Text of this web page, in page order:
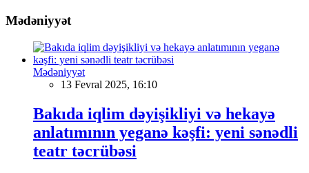
Mədəniyyət
Mədəniyyət
13 Fevral 2025, 16:10
Bakıda iqlim dəyişikliyi və hekayə
anlatımının yeganə kəşfi: yeni sənədli
teatr təcrübəsi